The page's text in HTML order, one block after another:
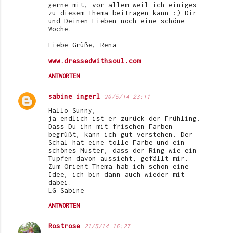
gerne mit, vor allem weil ich einiges
zu diesem Thema beitragen kann :) Dir
und Deinen Lieben noch eine schöne
Woche.
Liebe Grüße, Rena
www.dressedwithsoul.com
ANTWORTEN
sabine ingerl 20/5/14 23:11
Hallo Sunny,
ja endlich ist er zurück der Frühling.
Dass Du ihn mit frischen Farben
begrüßt, kann ich gut verstehen. Der
Schal hat eine tolle Farbe und ein
schönes Muster, dass der Ring wie ein
Tupfen davon aussieht, gefällt mir.
Zum Orient Thema hab ich schon eine
Idee, ich bin dann auch wieder mit
dabei.
LG Sabine
ANTWORTEN
Rostrose 21/5/14 16:27